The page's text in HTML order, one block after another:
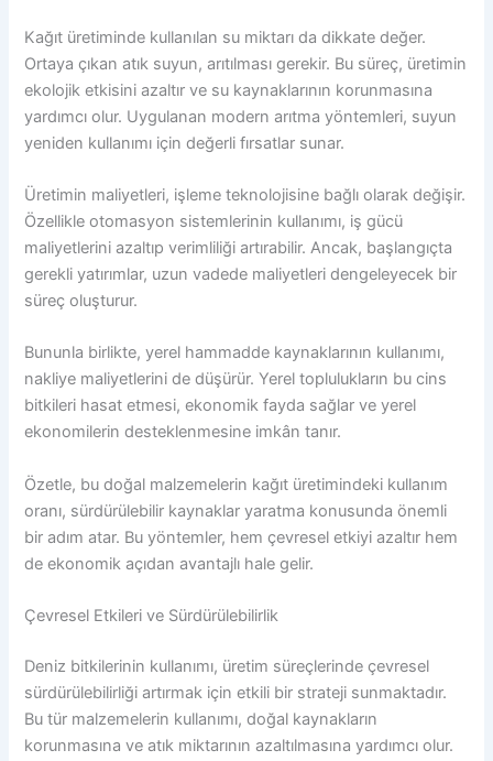
Kağıt üretiminde kullanılan su miktarı da dikkate değer.
Ortaya çıkan atık suyun, arıtılması gerekir. Bu süreç, üretimin
ekolojik etkisini azaltır ve su kaynaklarının korunmasına
yardımcı olur. Uygulanan modern arıtma yöntemleri, suyun
yeniden kullanımı için değerli fırsatlar sunar.
Üretimin maliyetleri, işleme teknolojisine bağlı olarak değişir.
Özellikle otomasyon sistemlerinin kullanımı, iş gücü
maliyetlerini azaltıp verimliliği artırabilir. Ancak, başlangıçta
gerekli yatırımlar, uzun vadede maliyetleri dengeleyecek bir
süreç oluşturur.
Bununla birlikte, yerel hammadde kaynaklarının kullanımı,
nakliye maliyetlerini de düşürür. Yerel toplulukların bu cins
bitkileri hasat etmesi, ekonomik fayda sağlar ve yerel
ekonomilerin desteklenmesine imkân tanır.
Özetle, bu doğal malzemelerin kağıt üretimindeki kullanım
oranı, sürdürülebilir kaynaklar yaratma konusunda önemli
bir adım atar. Bu yöntemler, hem çevresel etkiyi azaltır hem
de ekonomik açıdan avantajlı hale gelir.
Çevresel Etkileri ve Sürdürülebilirlik
Deniz bitkilerinin kullanımı, üretim süreçlerinde çevresel
sürdürülebilirliği artırmak için etkili bir strateji sunmaktadır.
Bu tür malzemelerin kullanımı, doğal kaynakların
korunmasına ve atık miktarının azaltılmasına yardımcı olur.